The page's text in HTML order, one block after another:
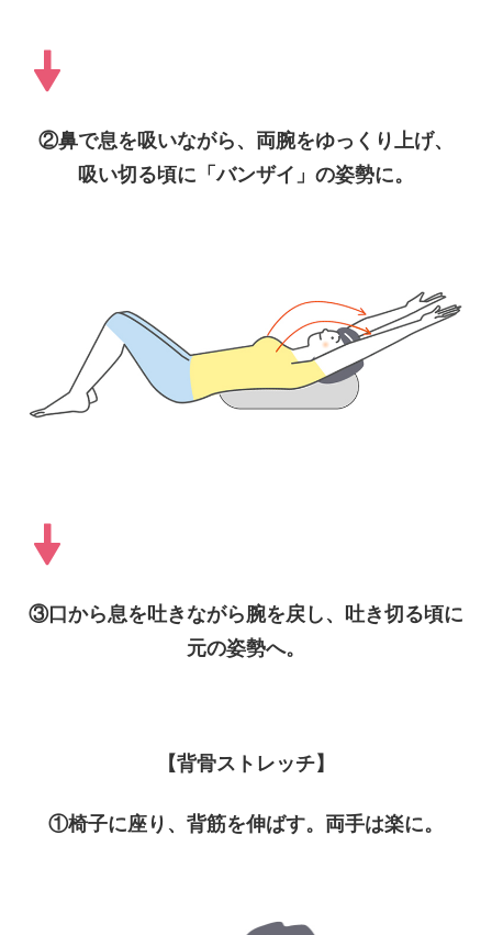
②鼻で息を吸いながら、両腕をゆっくり上げ、
吸い切る頃に「バンザイ」の姿勢に。
③口から息を吐きながら腕を戻し、吐き切る頃に
元の姿勢へ。
【背骨ストレッチ】
①椅子に座り、背筋を伸ばす。両手は楽に。